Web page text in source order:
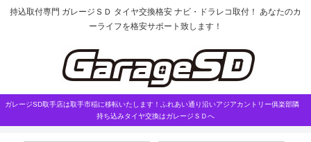
持込取付専門 ガレージＳＤ タイヤ交換格安 ナビ・ドラレコ取付！ あなたのカ
ーライフを格安サポート致します！
ガレージSD取手店は取手市稲に移転いたします！ふれあい通り沿いアジアカントリー俱楽部隣
持ち込みタイヤ交換はガレージＳＤへ